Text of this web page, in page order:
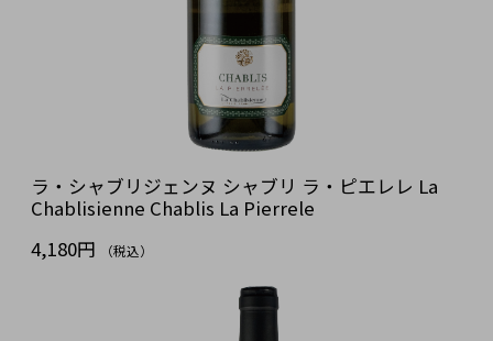
ラ・シャブリジェンヌ シャブリ ラ・ピエレレ La
Chablisienne Chablis La Pierrele
4,180円
（税込）